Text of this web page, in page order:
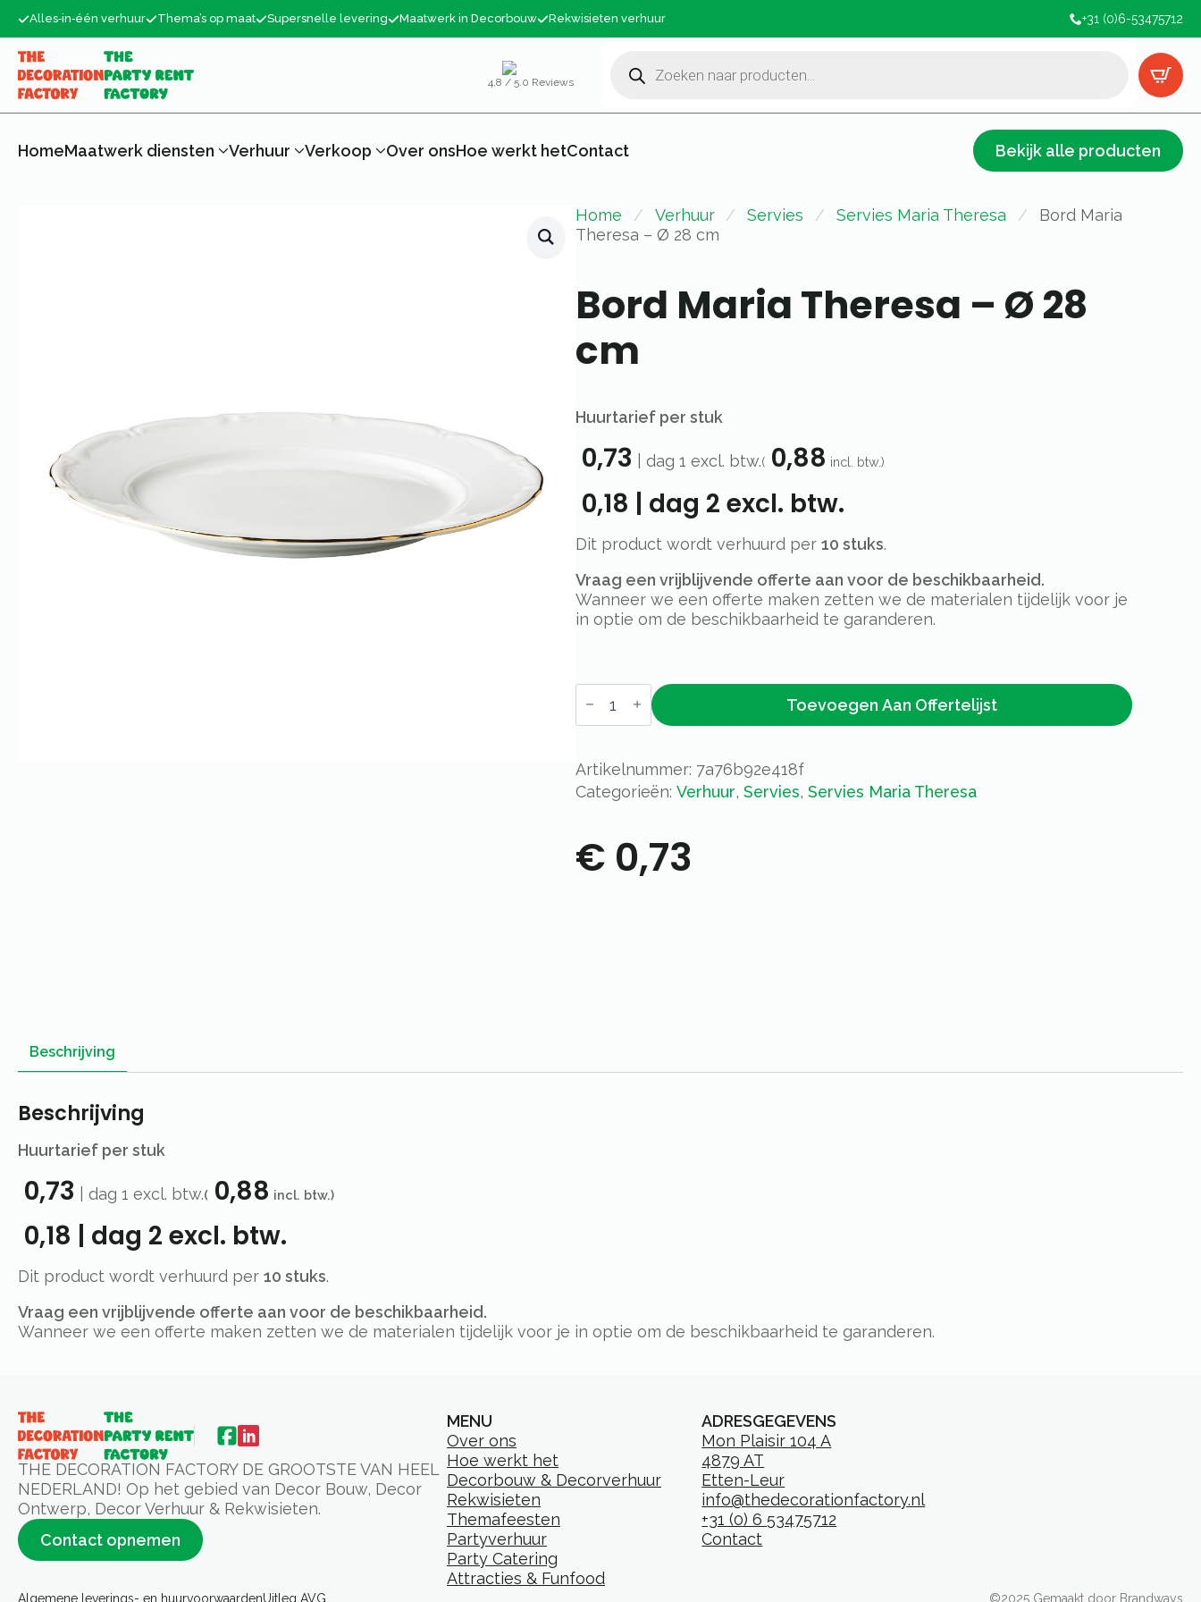
Alles‑in‑één verhuur Thema’s op maat Supersnelle levering Maatwerk in Decorbouw Rekwisieten verhuur +31 (0)6-53475712
4,8 / 5.0 Reviews
zoeken
HomeMaatwerk diensten Verhuur Verkoop Over onsHoe werkt hetContact Bekijk alle producten
Home Verhuur Servies Servies Maria Theresa
Bord Maria
Theresa – Ø 28 cm
Bord Maria Theresa – Ø 28
cm
Huurtarief per stuk
0,73 dag 1 excl. btw.(0,88 incl. btw.)
0,18 dag 2 excl. btw.
Dit product wordt verhuurd per 10 stuks.
Vraag een vrijblijvende offerte aan voor de beschikbaarheid.
Wanneer we een offerte maken zetten we de materialen tijdelijk voor je
in optie om de beschikbaarheid te garanderen.
Bord
Maria
Theresa
28
cm
aantal
Toevoegen Aan Offertelijst
Artikelnummer: 7a76b92e418f
Categorieën: Verhuur, Servies, Servies Maria Theresa
€ 0,73
Beschrijving
Beschrijving
Huurtarief per stuk
0,73 dag 1 excl. btw.( 0,88 incl. btw.)
0,18 dag 2 excl. btw.
Dit product wordt verhuurd per 10 stuks.
Vraag een vrijblijvende offerte aan voor de beschikbaarheid.
Wanneer we een offerte maken zetten we de materialen tijdelijk voor je in optie om de beschikbaarheid te garanderen.
THE DECORATION FACTORY DE GROOTSTE VAN HEEL
NEDERLAND! Op het gebied van Decor Bouw, Decor
Ontwerp, Decor Verhuur & Rekwisieten.
Contact opnemen
MENU
Over ons
Hoe werkt het
Decorbouw & Decorverhuur
Rekwisieten
Themafeesten
Partyverhuur
Party Catering
Attracties & Funfood
ADRESGEGEVENS
Mon Plaisir 104 A
4879 AT
Etten-Leur
info@thedecorationfactory.nl
+31 (0) 6 53475712
Contact
Algemene leverings- en huurvoorwaardenUitleg AVG ©2025 Gemaakt door Brandways